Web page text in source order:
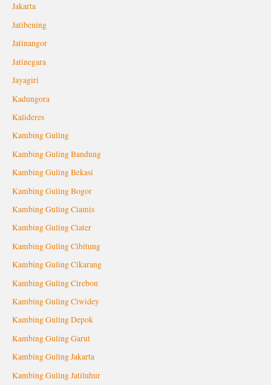
Jakarta
Jatibening
Jatinangor
Jatinegara
Jayagiri
Kadungora
Kalideres
Kambing Guling
Kambing Guling Bandung
Kambing Guling Bekasi
Kambing Guling Bogor
Kambing Guling Ciamis
Kambing Guling Ciater
Kambing Guling Cibitung
Kambing Guling Cikarang
Kambing Guling Cirebon
Kambing Guling Ciwidey
Kambing Guling Depok
Kambing Guling Garut
Kambing Guling Jakarta
Kambing Guling Jatiluhur